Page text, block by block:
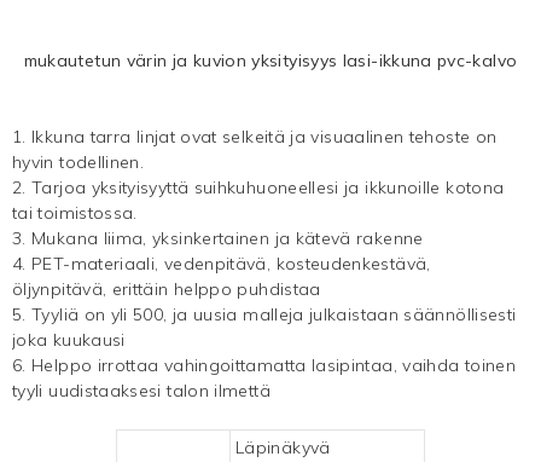
mukautetun värin ja kuvion yksityisyys lasi-ikkuna pvc-kalvo
1. Ikkuna tarra linjat ovat selkeitä ja visuaalinen tehoste on
hyvin todellinen.
2. Tarjoa yksityisyyttä suihkuhuoneellesi ja ikkunoille kotona
tai toimistossa.
3. Mukana liima, yksinkertainen ja kätevä rakenne
4. PET-materiaali, vedenpitävä, kosteudenkestävä,
öljynpitävä, erittäin helppo puhdistaa
5. Tyyliä on yli 500, ja uusia malleja julkaistaan ​​säännöllisesti
joka kuukausi
6. Helppo irrottaa vahingoittamatta lasipintaa, vaihda toinen
tyyli uudistaaksesi talon ilmettä
Läpinäkyvä